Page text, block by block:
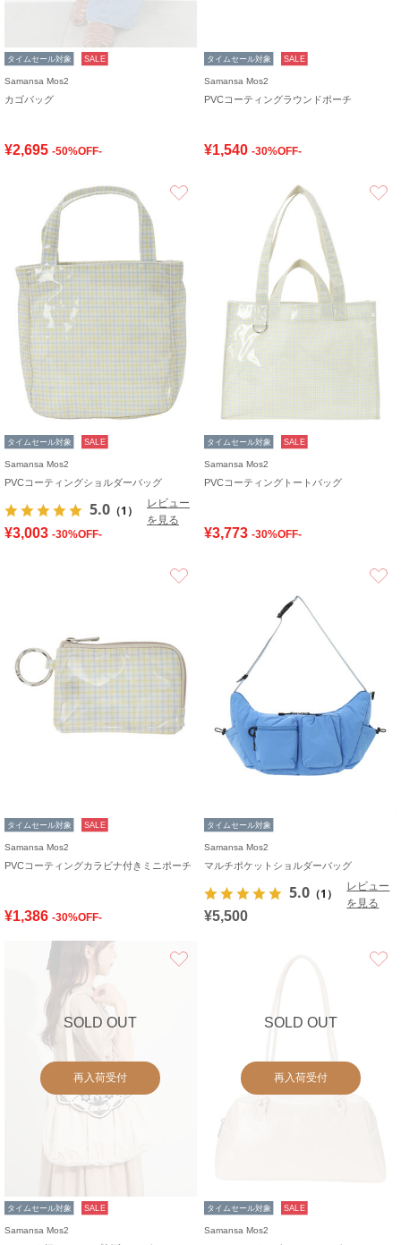
タイムセール対象 SALE
Samansa Mos2
カゴバッグ
¥2,695 -50%OFF-
タイムセール対象 SALE
Samansa Mos2
PVCコーティングラウンドポーチ
¥1,540 -30%OFF-
タイムセール対象 SALE
Samansa Mos2
PVCコーティングショルダーバッグ
5.0 （1）
レビュー
を見る
¥3,003 -30%OFF-
タイムセール対象 SALE
Samansa Mos2
PVCコーティングトートバッグ
¥3,773 -30%OFF-
タイムセール対象 SALE
Samansa Mos2
PVCコーティングカラビナ付きミニポーチ
¥1,386 -30%OFF-
タイムセール対象
Samansa Mos2
マルチポケットショルダーバッグ
5.0 （1）
レビュー
を見る
¥5,500
SOLD OUT
再入荷受付
タイムセール対象 SALE
Samansa Mos2
SOLD OUT
再入荷受付
タイムセール対象 SALE
Samansa Mos2